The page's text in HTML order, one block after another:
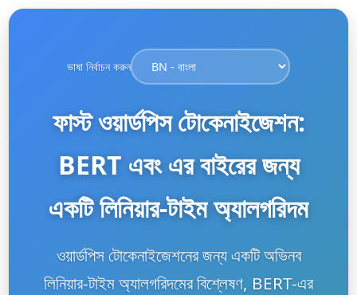
ভাষা নির্বাচন করুন
ফাস্ট ওয়ার্ডপিস টোকেনাইজেশন:
BERT এবং এর বাইরের জন্য
একটি লিনিয়ার-টাইম অ্যালগরিদম
ওয়ার্ডপিস টোকেনাইজেশনের জন্য একটি অভিনব
লিনিয়ার-টাইম অ্যালগরিদমের বিশ্লেষণ, BERT-এর